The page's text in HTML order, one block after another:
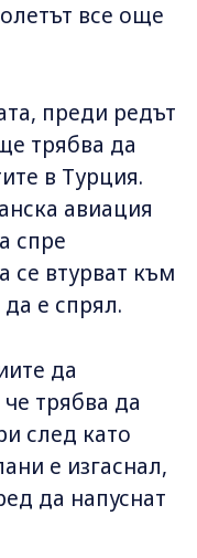
все още
преди редът
трябва да
в Турция.
авиация
спре
се втурват към
е спрял.
да
трябва да
след като
е изгаснал,
да напуснат